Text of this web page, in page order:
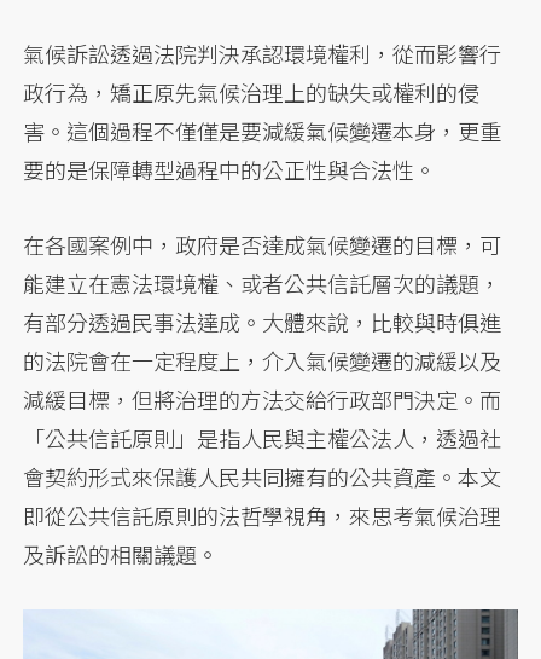
氣候訴訟透過法院判決承認環境權利，從而影響行
政行為，矯正原先氣候治理上的缺失或權利的侵
害。這個過程不僅僅是要減緩氣候變遷本身，更重
要的是保障轉型過程中的公正性與合法性。
在各國案例中，政府是否達成氣候變遷的目標，可
能建立在憲法環境權、或者公共信託層次的議題，
有部分透過民事法達成。大體來說，比較與時俱進
的法院會在一定程度上，介入氣候變遷的減緩以及
減緩目標，但將治理的方法交給行政部門決定。而
「公共信託原則」是指人民與主權公法人，透過社
會契約形式來保護人民共同擁有的公共資產。本文
即從公共信託原則的法哲學視角，來思考氣候治理
及訴訟的相關議題。